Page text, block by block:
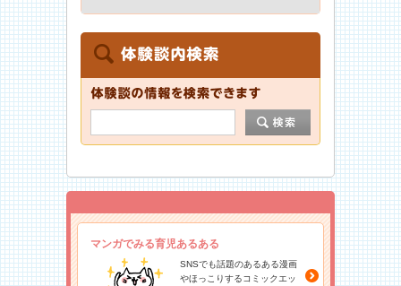
マンガでみる育児あるある
SNSでも話題のあるある漫画
やほっこりするコミックエッ